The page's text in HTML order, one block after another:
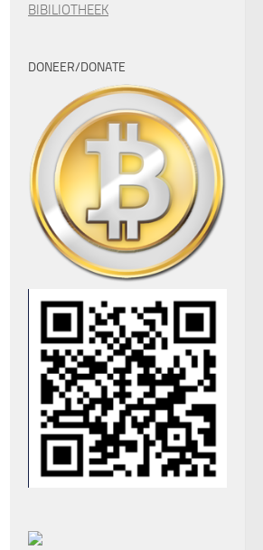
BIBILIOTHEEK
DONEER/DONATE